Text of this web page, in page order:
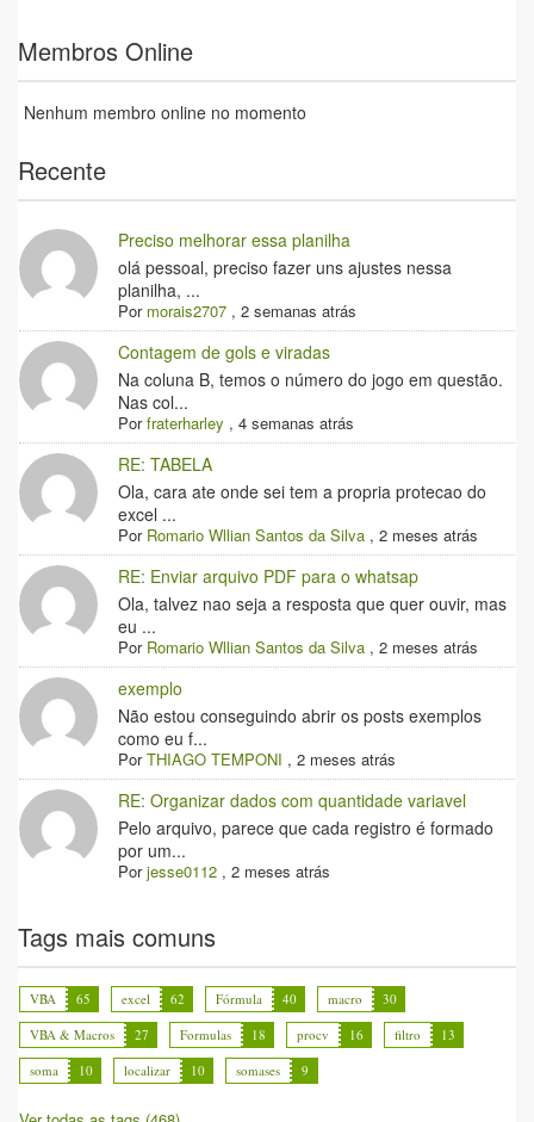
Membros Online
Nenhum membro online no momento
Recente
Preciso melhorar essa planilha
olá pessoal, preciso fazer uns ajustes nessa
planilha, ...
Por morais2707 ,2 semanas atrás
Contagem de gols e viradas
Na coluna B, temos o número do jogo em questão.
Nas col...
Porfraterharley ,4 semanas atrás
RE: TABELA
Ola, cara ate onde sei tem a propria protecao do
excel ...
Por Romario Wllian Santos da Silva ,2 meses atrás
RE: Enviar arquivo PDF para o whatsap
Ola, talvez nao seja a resposta que quer ouvir, mas
eu ...
Por Romario Wllian Santos da Silva ,2 meses atrás
exemplo
Não estou conseguindo abrir os posts exemplos
como eu f...
PorTHIAGO TEMPONI ,2 meses atrás
RE: Organizar dados com quantidade variavel
Pelo arquivo, parece que cada registro é formado
por um...
Porjesse0112 ,2 meses atrás
Tags mais comuns
VBA 65 excel 62 Fórmula 40 macro
30
VBA & Macros
27 Formulas 18 procv 16 filtro
13
soma
10 localizar 10 somases 9